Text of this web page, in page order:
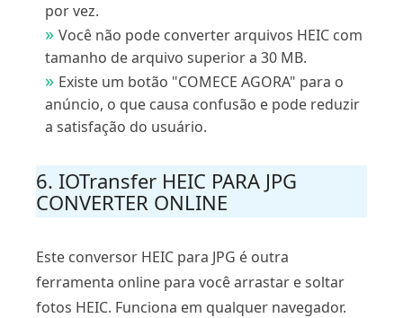
por vez.
Você não pode converter arquivos HEIC com
tamanho de arquivo superior a 30 MB.
Existe um botão "COMECE AGORA" para o
anúncio, o que causa confusão e pode reduzir
a satisfação do usuário.
6. IOTransfer HEIC PARA JPG
CONVERTER ONLINE
Este conversor HEIC para JPG é outra
ferramenta online para você arrastar e soltar
fotos HEIC. Funciona em qualquer navegador.